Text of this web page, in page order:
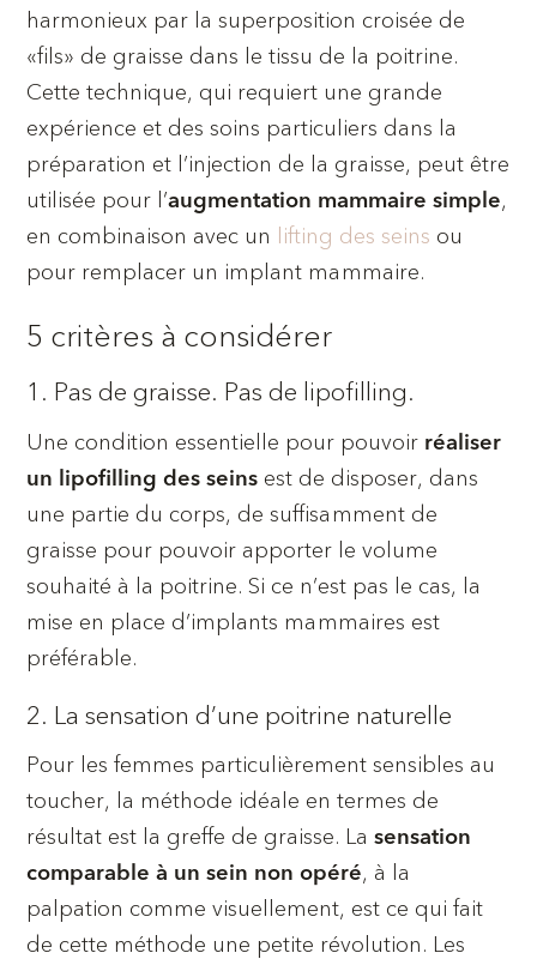
harmonieux par la superposition croisée de
«fils» de graisse dans le tissu de la poitrine.
Cette technique, qui requiert une grande
expérience et des soins particuliers dans la
préparation et l’injection de la graisse, peut être
utilisée pour l’augmentation mammaire simple,
en combinaison avec un lifting des seins ou
pour remplacer un implant mammaire.
5 critères à considérer
1. Pas de graisse. Pas de lipofilling.
Une condition essentielle pour pouvoir réaliser
un lipofilling des seins est de disposer, dans
une partie du corps, de suffisamment de
graisse pour pouvoir apporter le volume
souhaité à la poitrine. Si ce n’est pas le cas, la
mise en place d’implants mammaires est
préférable.
2. La sensation d’une poitrine naturelle
Pour les femmes particulièrement sensibles au
toucher, la méthode idéale en termes de
résultat est la greffe de graisse. Lasensation
comparable à un sein non opéré, à la
palpation comme visuellement, est ce qui fait
de cette méthode une petite révolution. Les